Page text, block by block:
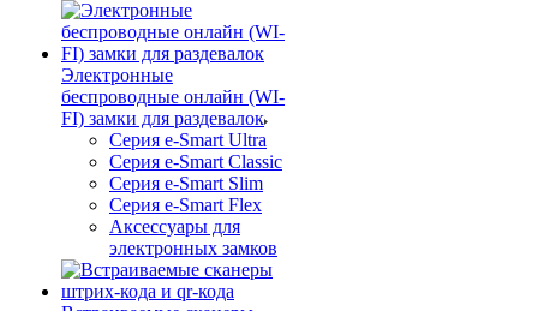
Электронные
беспроводные онлайн (WI-
FI) замки для раздевалок
Серия e-Smart Ultra
Серия e-Smart Classic
Серия e-Smart Slim
Серия e-Smart Flex
Аксессуары для
электронных замков